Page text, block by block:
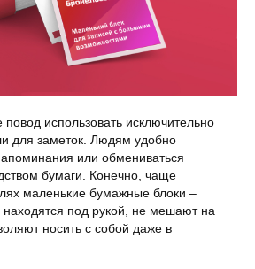
использовать исключительно
для заметок. Людям удобно
или обмениваться
бумаги. Конечно, чаще
маленькие бумажные блоки –
находятся под рукой, не мешают на
носить с собой даже в